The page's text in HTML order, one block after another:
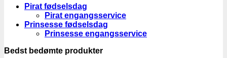
Pirat fødselsdag
Pirat engangsservice
Prinsesse fødselsdag
Prinsesse engangsservice
Bedst bedømte produkter